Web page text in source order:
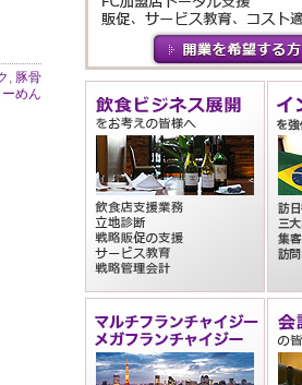
, 豚骨
ーめん